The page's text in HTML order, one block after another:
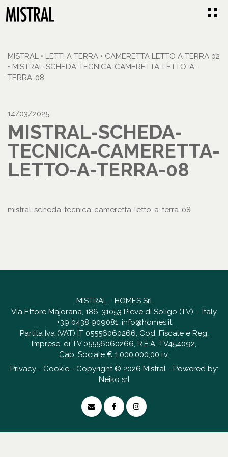
MISTRAL • LETTI A TERRA • CAMERETTA LETTO A TERRA 02
• MISTRAL-SCHEDA-TECNICA-CAMERETTA-LETTO-A-
TERRA-08
14/03/2025
MISTRAL-SCHEDA-
TECNICA-CAMERETTA-
LETTO-A-TERRA-08
mistral-scheda-tecnica-cameretta-letto-a-terra-08
MISTRAL - HOMES Srl
Via Ettore Majorana, 186, 31053 Pieve di Soligo (TV) – Italy
+39 0438 909081, info@homes.it
Partita Iva (VAT) IT 05556060266, Cod. Fiscale e Reg.
Imprese. di TV 05556060266, R.E.A. TV454092,
Cap. Sociale € 1.000.000,00 i.v.
Privacy- Cookie- Copyright © 2026 Mistral - Powered by:
Neiko srl